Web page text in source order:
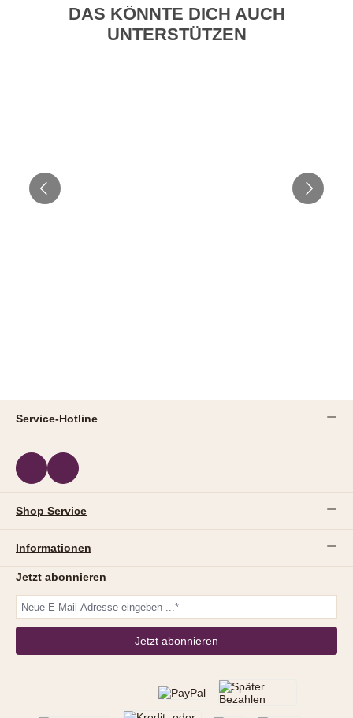
DAS KÖNNTE DICH AUCH
UNTERSTÜTZEN
Service-Hotline
Shop Service
Informationen
Jetzt abonnieren
Jetzt abonnieren